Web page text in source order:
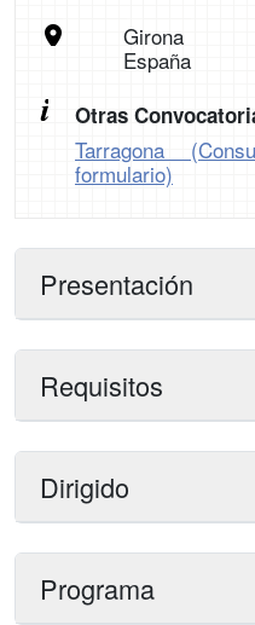
Girona
España
Otras
Tarragona
formulario)
Presentación
Requisitos
Dirigido
Programa